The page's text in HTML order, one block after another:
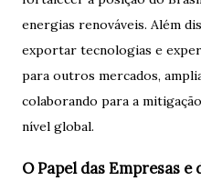
energias renováveis. Além
exportar tecnologias e
para outros mercados,
colaborando para a
nível global.
O Papel das Empresas e